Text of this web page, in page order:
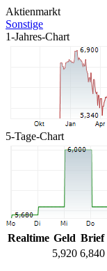
Aktienmarkt
Sonstige
1-Jahres-Chart
5-Tage-Chart
Realtime Geld Brief
5,920 6,840